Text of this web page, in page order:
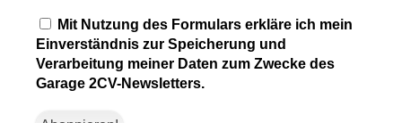
Mit Nutzung des Formulars erkläre ich mein
Einverständnis zur Speicherung und
Verarbeitung meiner Daten zum Zwecke des
Garage 2CV-Newsletters.